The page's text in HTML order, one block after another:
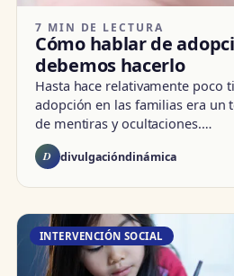
7 MIN DE LECTURA
Cómo hablar de
debemos hacerlo
Hasta hace relativamente poco
adopción en las familias era un
de mentiras y ocultaciones.…
D divulgacióndinámica
INTERVENCIÓN SOCIAL